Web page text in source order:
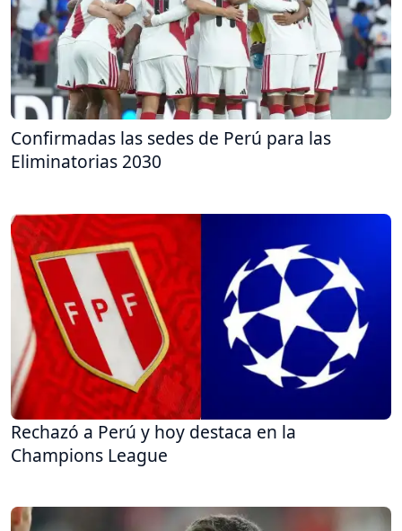
Confirmadas las sedes de Perú para las
Eliminatorias 2030
Rechazó a Perú y hoy destaca en la
Champions League